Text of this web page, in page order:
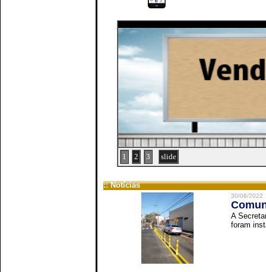
1 2 3 slide
:: Notícias
30/06/2022
A
foram